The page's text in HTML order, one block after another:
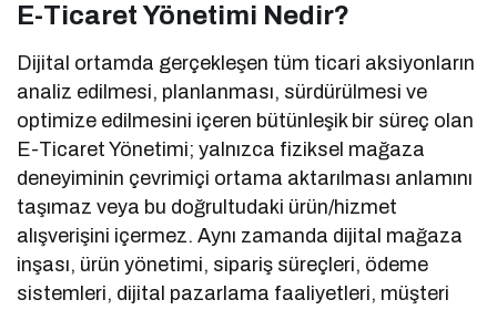
E-Ticaret Yönetimi Nedir?
Dijital ortamda gerçekleşen tüm ticari aksiyonların
analiz edilmesi, planlanması, sürdürülmesi ve
optimize edilmesini içeren bütünleşik bir süreç olan
E-Ticaret Yönetimi; yalnızca fiziksel mağaza
deneyiminin çevrimiçi ortama aktarılması anlamını
taşımaz veya bu doğrultudaki ürün/hizmet
alışverişini içermez. Aynı zamanda dijital mağaza
inşası, ürün yönetimi, sipariş süreçleri, ödeme
sistemleri, dijital pazarlama faaliyetleri, müşteri